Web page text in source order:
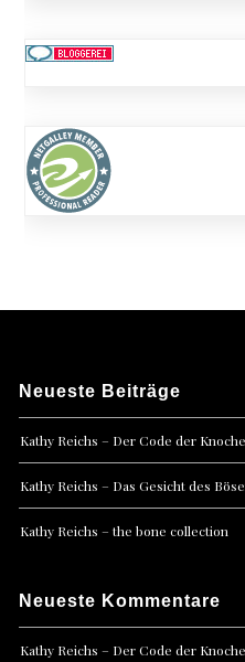
Neueste Beiträge
Kathy Reichs – Der Code der
Kathy Reichs – Das Gesicht des
Kathy Reichs – the bone collection
Neueste Kommentare
Kathy Reichs – Der Code der